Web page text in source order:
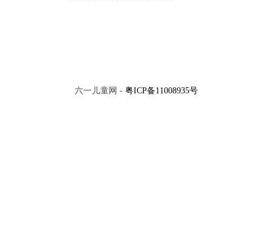
六一儿童网 - 粤ICP备11008935号